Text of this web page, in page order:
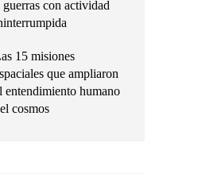
guerras con actividad
15 misiones
que ampliaron
entendimiento humano
cosmos